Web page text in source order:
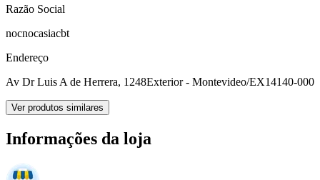
Razão Social
nocnocasiacbt
Endereço
Av Dr Luis A de Herrera, 1248Exterior - Montevideo/EX14140-000
Ver produtos similares
Informações da loja